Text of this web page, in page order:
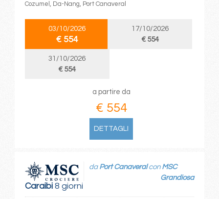
Cozumel, Da-Nang, Port Canaveral
03/10/2026
€ 554
17/10/2026
€ 554
31/10/2026
€ 554
a partire da
€ 554
DETTAGLI
Caraibi8 giorni
da Port Canaveralcon MSC
Grandiosa